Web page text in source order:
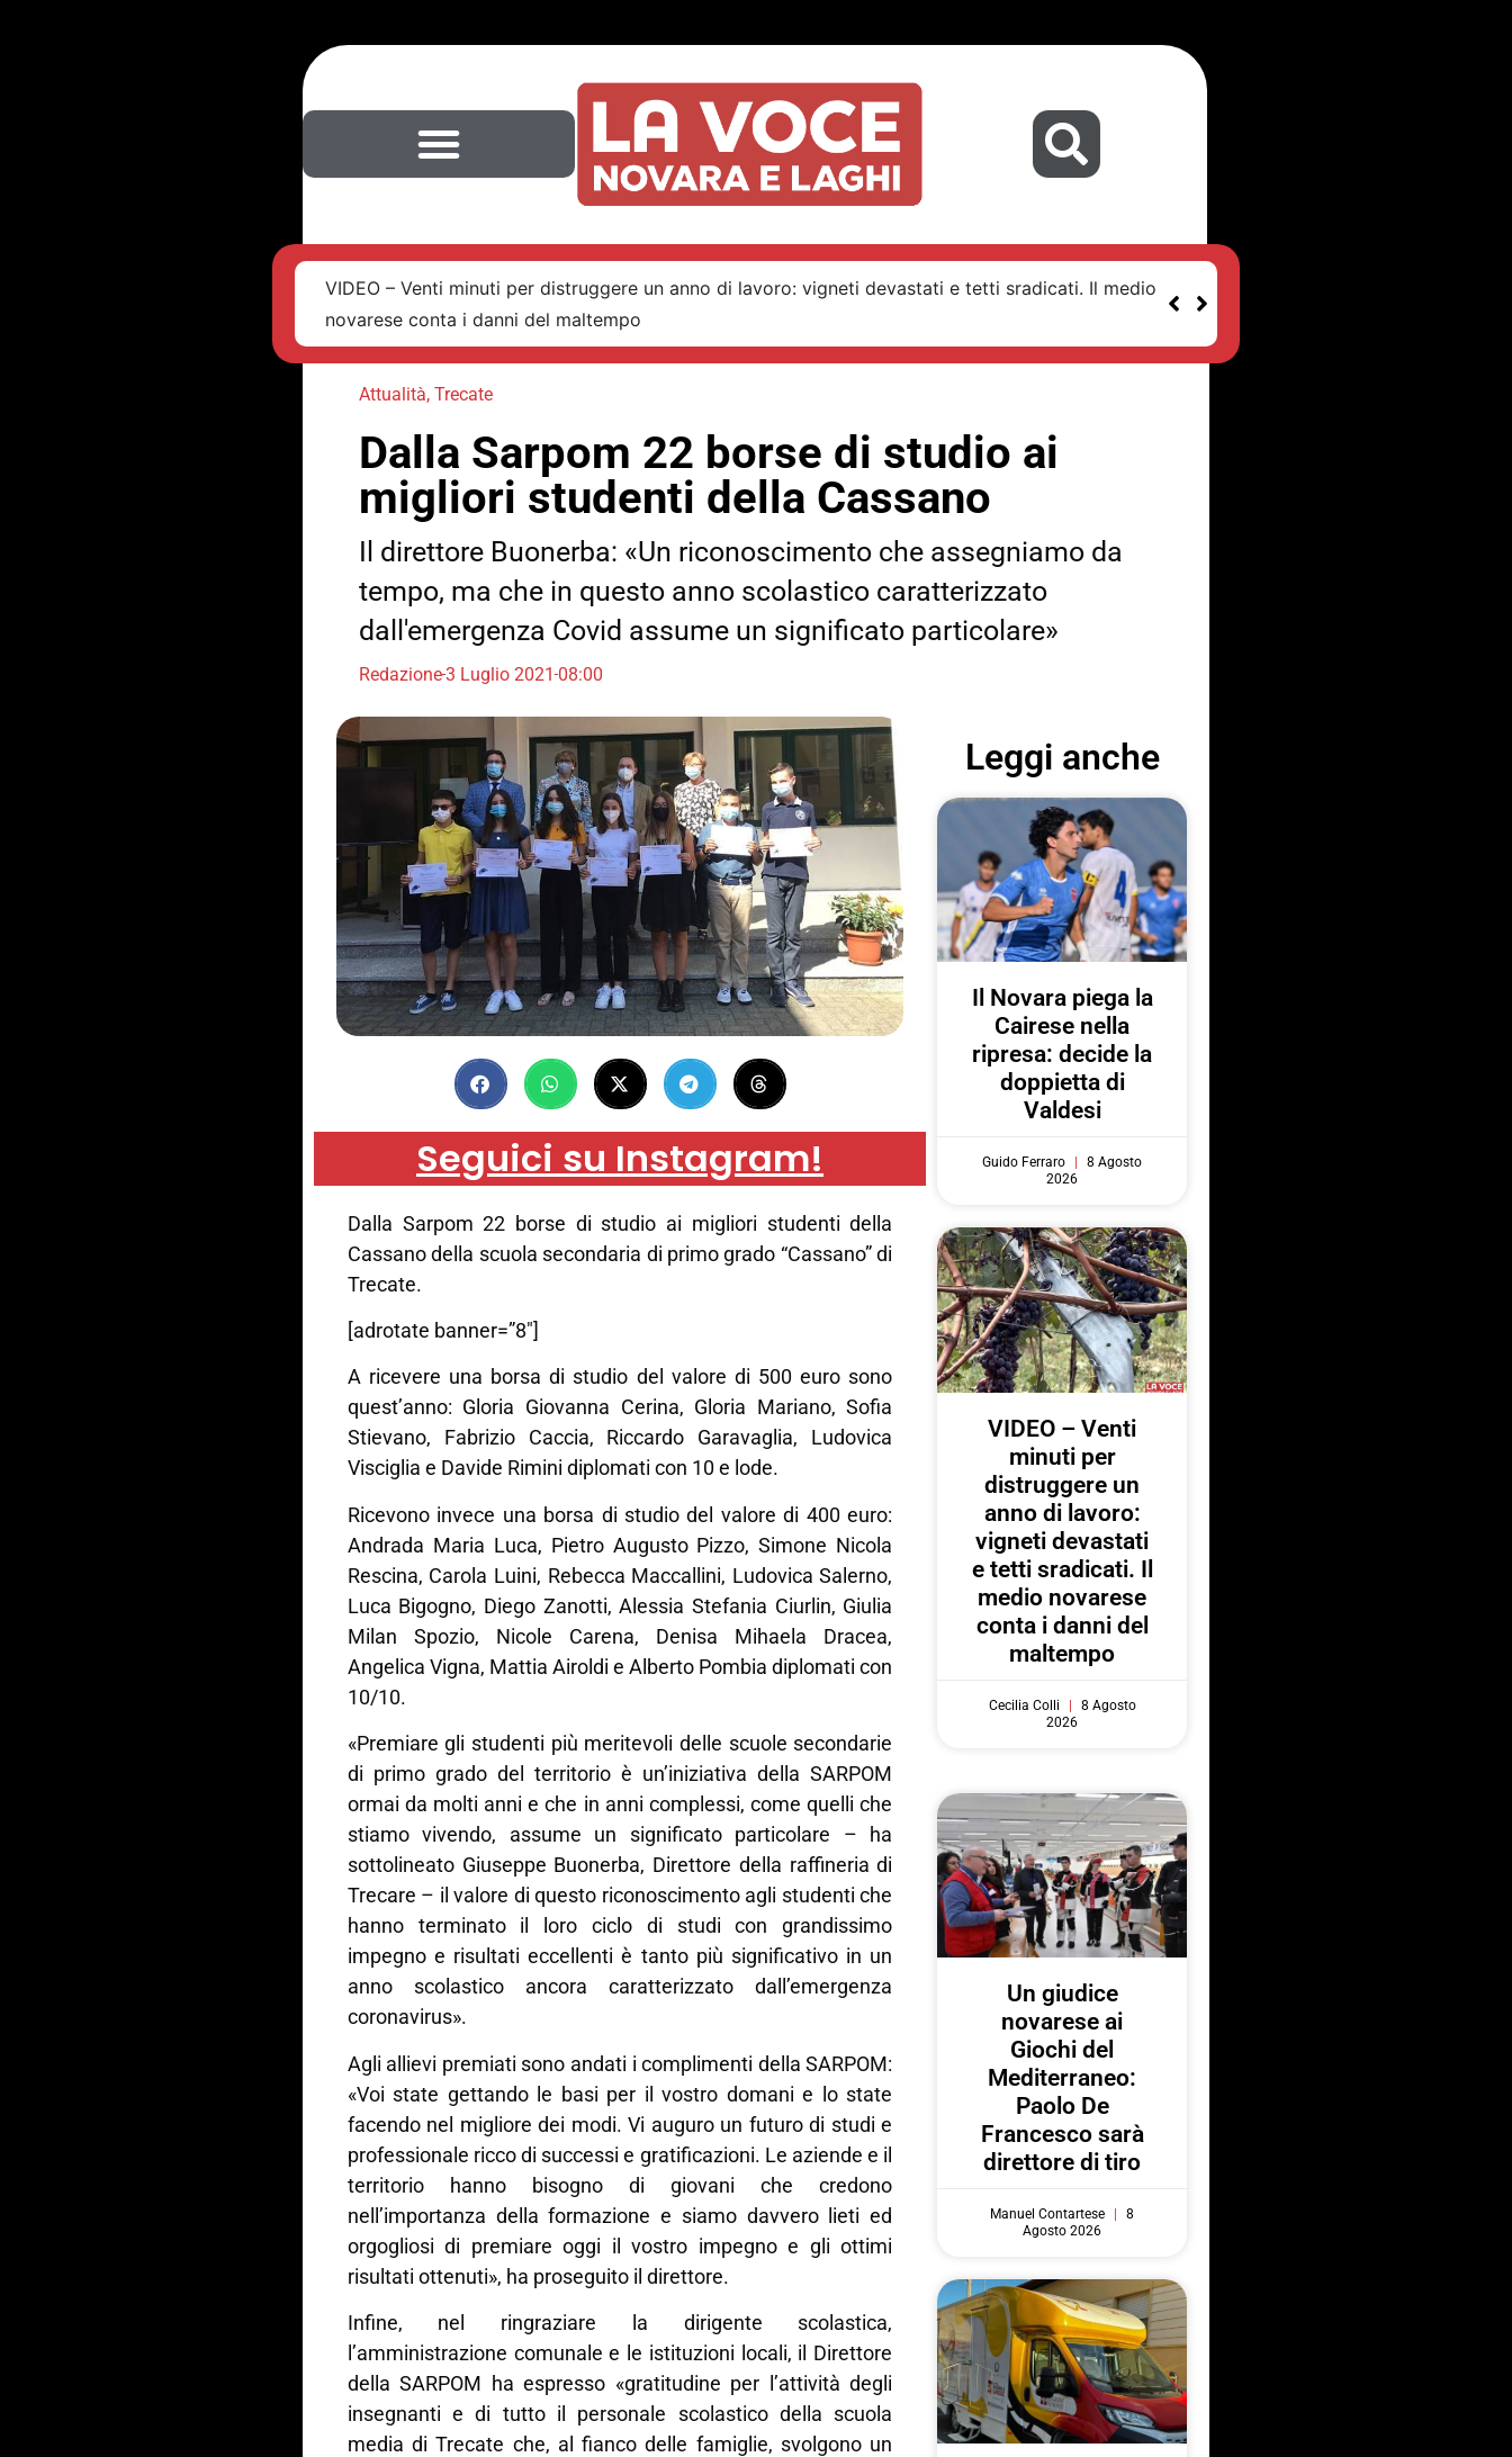
VIDEO – Venti minuti per distruggere un anno di lavoro: vigneti devastati e tetti sradicati. Il medio
novarese conta i danni del maltempo
Attualità, Trecate
Dalla Sarpom 22 borse di studio ai
migliori studenti della Cassano
Il direttore Buonerba: «Un riconoscimento che assegniamo da
tempo, ma che in questo anno scolastico caratterizzato
dall'emergenza Covid assume un significato particolare»
Redazione3 Luglio 2021 08:00
Seguici su Instagram!
Dalla Sarpom 22 borse di studio ai migliori studenti della
Cassano della scuola secondaria di primo grado “Cassano” di
Trecate.
[adrotate banner=”8″]
A ricevere una borsa di studio del valore di 500 euro sono
quest’anno: Gloria Giovanna Cerina, Gloria Mariano, Sofia
Stievano, Fabrizio Caccia, Riccardo Garavaglia, Ludovica
Visciglia e Davide Rimini diplomati con 10 e lode.
Ricevono invece una borsa di studio del valore di 400 euro:
Andrada Maria Luca, Pietro Augusto Pizzo, Simone Nicola
Rescina, Carola Luini, Rebecca Maccallini, Ludovica Salerno,
Luca Bigogno, Diego Zanotti, Alessia Stefania Ciurlin, Giulia
Milan Spozio, Nicole Carena, Denisa Mihaela Dracea,
Angelica Vigna, Mattia Airoldi e Alberto Pombia diplomati con
10/10.
«Premiare gli studenti più meritevoli delle scuole secondarie
di primo grado del territorio è un’iniziativa della SARPOM
ormai da molti anni e che in anni complessi, come quelli che
stiamo vivendo, assume un significato particolare – ha
sottolineato Giuseppe Buonerba, Direttore della raffineria di
Trecare – il valore di questo riconoscimento agli studenti che
hanno terminato il loro ciclo di studi con grandissimo
impegno e risultati eccellenti è tanto più significativo in un
anno scolastico ancora caratterizzato dall’emergenza
coronavirus».
Agli allievi premiati sono andati i complimenti della SARPOM:
«Voi state gettando le basi per il vostro domani e lo state
facendo nel migliore dei modi. Vi auguro un futuro di studi e
professionale ricco di successi e gratificazioni. Le aziende e il
territorio hanno bisogno di giovani che credono
nell’importanza della formazione e siamo davvero lieti ed
orgogliosi di premiare oggi il vostro impegno e gli ottimi
risultati ottenuti», ha proseguito il direttore.
Infine, nel ringraziare la dirigente scolastica,
l’amministrazione comunale e le istituzioni locali, il Direttore
della SARPOM ha espresso «gratitudine per l’attività degli
insegnanti e di tutto il personale scolastico della scuola
media di Trecate che, al fianco delle famiglie, svolgono un
Leggi anche
Il Novara piega la
Cairese nella
ripresa: decide la
doppietta di
Valdesi
Guido Ferraro
8 Agosto
2026
VIDEO – Venti
minuti per
distruggere un
anno di lavoro:
vigneti devastati
e tetti sradicati. Il
medio novarese
conta i danni del
maltempo
Cecilia Colli
8 Agosto
2026
Un giudice
novarese ai
Giochi del
Mediterraneo:
Paolo De
Francesco sarà
direttore di tiro
Manuel Contartese
8
Agosto 2026